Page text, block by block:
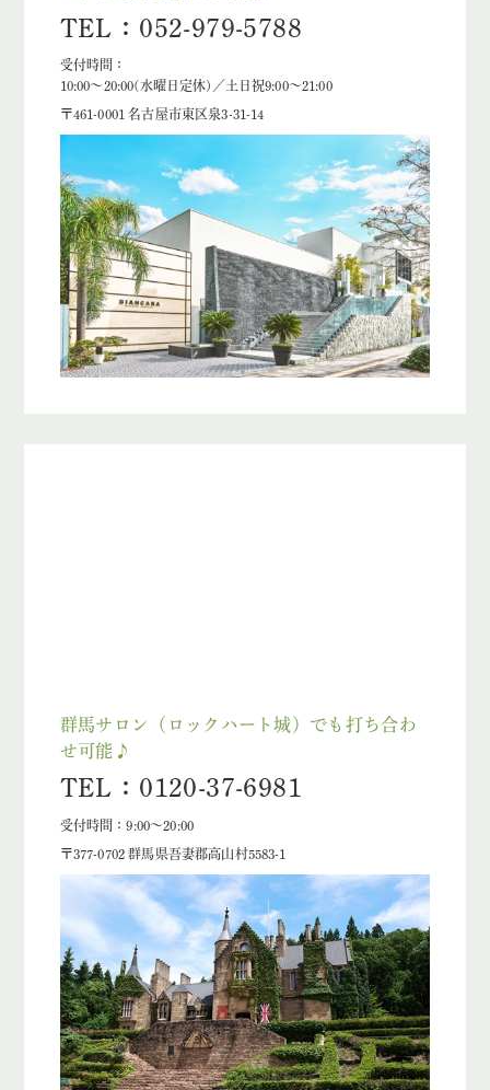
TEL：052-979-5788
受付時間：
10:00～20:00(水曜日定休)／土日祝9:00～21:00
〒461-0001 名古屋市東区泉3-31-14
群馬サロン（ロックハート城）でも打ち合わ
せ可能♪
TEL：0120-37-6981
受付時間：9:00～20:00
〒377-0702 群馬県吾妻郡高山村5583-1